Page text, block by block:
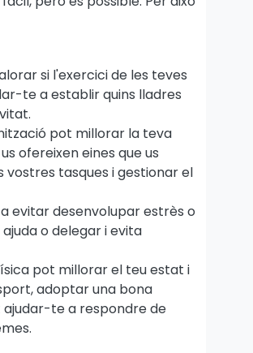
si l'exercici de les teves
te a establir quins lladres
pot millorar la teva
ofereixen eines que us
tasques i gestionar el
evitar desenvolupar estrès o
o delegar i evita
pot millorar el teu estat i
adoptar una bona
ajudar-te a respondre de